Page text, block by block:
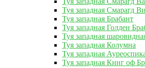
Туя западная Смарагд
Туя западная Брабант
Туя западная Голден
Туя западная
Туя западная Колумна
Туя западная
Туя западная Кинг оф